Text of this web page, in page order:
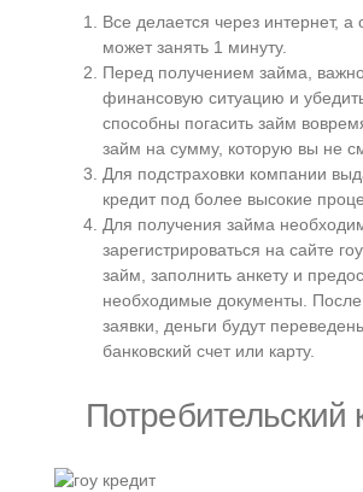
Все делается через интернет, а
может занять 1 минуту.
Перед получением займа,
финансовую ситуацию и
способны погасить займ
займ на сумму, которую вы не
Для подстраховки компании
кредит под более высокие
Для получения займа
зарегистрироваться на сайте
займ, заполнить анкету и
необходимые документы.​
заявки, деньги будут
банковский счет или карту.​
Потребительский